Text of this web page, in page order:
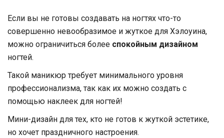
Если вы не готовы создавать на ногтях что-то
совершенно невообразимое и жуткое для Хэлоуина,
можно ограничиться более спокойным дизайном
ногтей.
Такой маникюр требует минимального уровня
профессионализма, так как их можно создать с
помощью наклеек для ногтей!
Мини-дизайн для тех, кто не готов к жуткой эстетике,
но хочет праздничного настроения.